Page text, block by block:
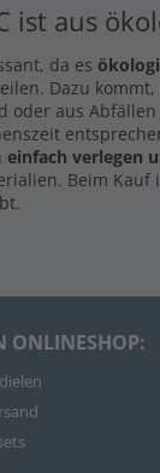
ist aus
da es
Dazu
oder aus
einfach verlegen
Beim
ONLINESHOP: